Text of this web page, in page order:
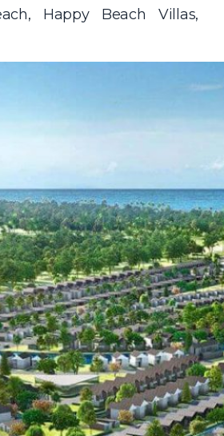
Happy Beach Villas,